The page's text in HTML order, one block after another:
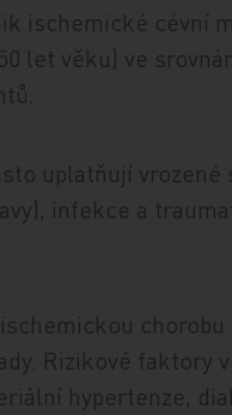
ischemické cévní
let věku) ve
uplatňují vrozené
infekce a
Rizikové faktory
hypertenze,